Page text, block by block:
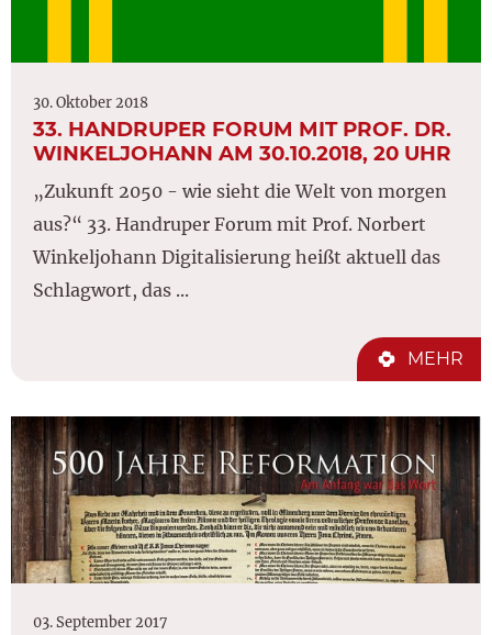
30. Oktober 2018
33. HANDRUPER FORUM MIT PROF. DR.
WINKELJOHANN AM 30.10.2018, 20 UHR
„Zukunft 2050 - wie sieht die Welt von morgen
aus?“ 33. Handruper Forum mit Prof. Norbert
Winkeljohann Digitalisierung heißt aktuell das
Schlagwort, das ...
MEHR
03. September 2017